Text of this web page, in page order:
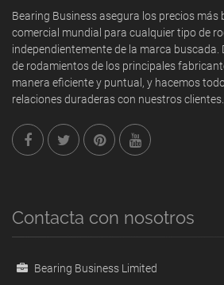
Bearing Business asegura los precios más
comercial mundial para cualquier tipo de
independientemente de la marca
de rodamientos de los principales
manera eficiente y puntual, y hacemos
relaciones duraderas con nuestros clientes.
Contacta con nosotros
Bearing Business Limited